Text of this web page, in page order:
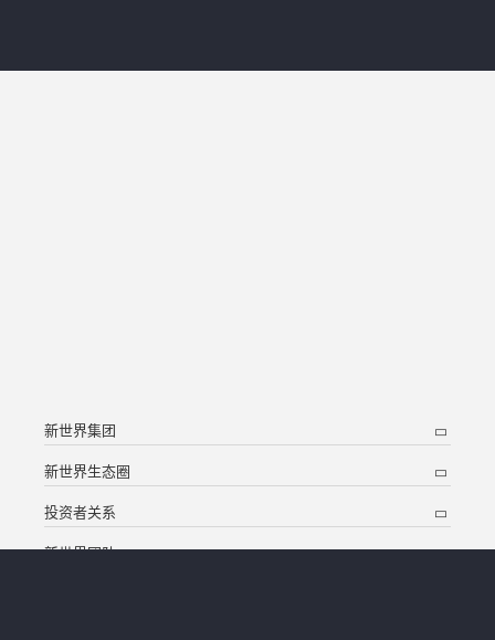
新世界集团
新世界生态圈
投资者关系
新世界团队